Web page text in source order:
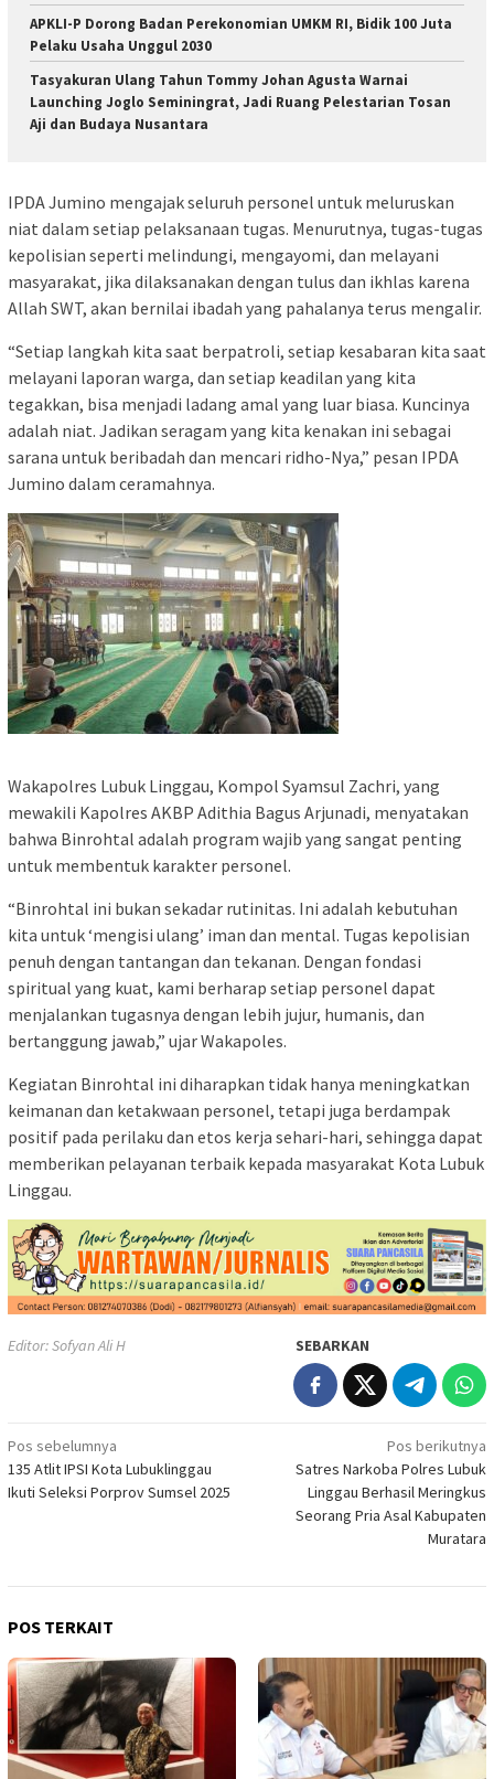
APKLI-P Dorong Badan Perekonomian UMKM RI, Bidik 100 Juta
Pelaku Usaha Unggul 2030
Tasyakuran Ulang Tahun Tommy Johan Agusta Warnai
Launching Joglo Seminingrat, Jadi Ruang Pelestarian Tosan
Aji dan Budaya Nusantara
IPDA Jumino mengajak seluruh personel untuk meluruskan
niat dalam setiap pelaksanaan tugas. Menurutnya, tugas-tugas
kepolisian seperti melindungi, mengayomi, dan melayani
masyarakat, jika dilaksanakan dengan tulus dan ikhlas karena
Allah SWT, akan bernilai ibadah yang pahalanya terus mengalir.
“Setiap langkah kita saat berpatroli, setiap kesabaran kita saat
melayani laporan warga, dan setiap keadilan yang kita
tegakkan, bisa menjadi ladang amal yang luar biasa. Kuncinya
adalah niat. Jadikan seragam yang kita kenakan ini sebagai
sarana untuk beribadah dan mencari ridho-Nya,” pesan IPDA
Jumino dalam ceramahnya.
Wakapolres Lubuk Linggau, Kompol Syamsul Zachri, yang
mewakili Kapolres AKBP Adithia Bagus Arjunadi, menyatakan
bahwa Binrohtal adalah program wajib yang sangat penting
untuk membentuk karakter personel.
“Binrohtal ini bukan sekadar rutinitas. Ini adalah kebutuhan
kita untuk ‘mengisi ulang’ iman dan mental. Tugas kepolisian
penuh dengan tantangan dan tekanan. Dengan fondasi
spiritual yang kuat, kami berharap setiap personel dapat
menjalankan tugasnya dengan lebih jujur, humanis, dan
bertanggung jawab,” ujar Wakapoles.
Kegiatan Binrohtal ini diharapkan tidak hanya meningkatkan
keimanan dan ketakwaan personel, tetapi juga berdampak
positif pada perilaku dan etos kerja sehari-hari, sehingga dapat
memberikan pelayanan terbaik kepada masyarakat Kota Lubuk
Linggau.
Editor: Sofyan Ali H SEBARKAN
Navigasi
pos
Pos sebelumnya
135 Atlit IPSI Kota Lubuklinggau
Ikuti Seleksi Porprov Sumsel 2025
Pos berikutnya
Satres Narkoba Polres Lubuk
Linggau Berhasil Meringkus
Seorang Pria Asal Kabupaten
Muratara
POS TERKAIT